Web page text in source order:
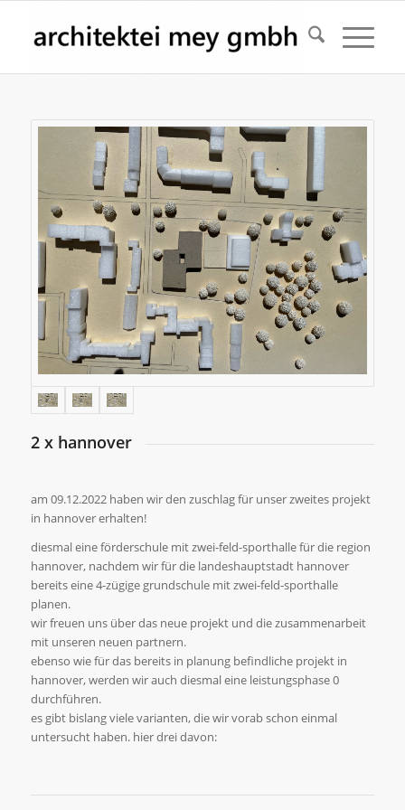
2 x hannover
am 09.12.2022 haben wir den zuschlag für unser zweites projekt
in hannover erhalten!
diesmal eine förderschule mit zwei-feld-sporthalle für die region
hannover, nachdem wir für die landeshauptstadt hannover
bereits eine 4-zügige grundschule mit zwei-feld-sporthalle
planen.
wir freuen uns über das neue projekt und die zusammenarbeit
mit unseren neuen partnern.
ebenso wie für das bereits in planung befindliche projekt in
hannover, werden wir auch diesmal eine leistungsphase 0
durchführen.
es gibt bislang viele varianten, die wir vorab schon einmal
untersucht haben. hier drei davon: